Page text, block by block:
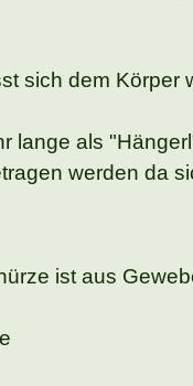
sich dem Körper
lange als
werden da
ist aus